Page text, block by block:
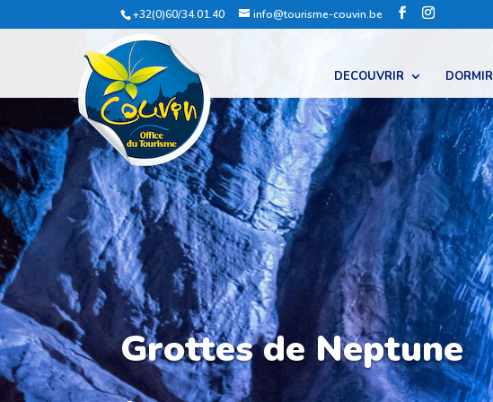
+32(0)60/34.01.40 info@tourisme-couvin.be
DECOUVRIR DORMIR
Grottes de Neptune